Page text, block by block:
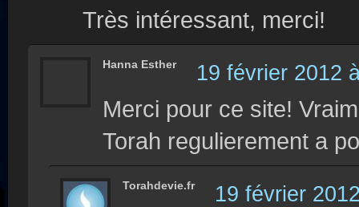
Très intéressant, merci!
Hanna Esther 19 février 2012
Merci pour ce site!
Torah regulierement a
Torahdevie.fr 19 février